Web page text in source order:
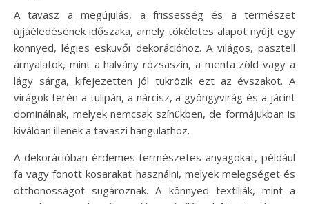
A tavasz a megújulás, a frissesség és a természet
újjáéledésének időszaka, amely tökéletes alapot nyújt egy
könnyed, légies esküvői dekorációhoz. A világos, pasztell
árnyalatok, mint a halvány rózsaszín, a menta zöld vagy a
lágy sárga, kifejezetten jól tükrözik ezt az évszakot. A
virágok terén a tulipán, a nárcisz, a gyöngyvirág és a jácint
dominálnak, melyek nemcsak színükben, de formájukban is
kiválóan illenek a tavaszi hangulathoz.
A dekorációban érdemes természetes anyagokat, például
fa vagy fonott kosarakat használni, melyek melegséget és
otthonosságot sugároznak. A könnyed textíliák, mint a